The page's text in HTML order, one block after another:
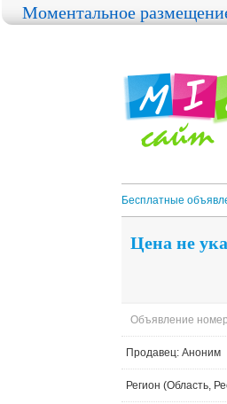
Бесплатные
Цена не
Объявление
Продавец: Аноним
Регион (Область,
Моментальное